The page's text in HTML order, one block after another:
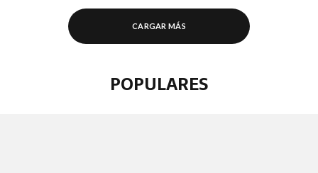
CARGAR MÁS
POPULARES